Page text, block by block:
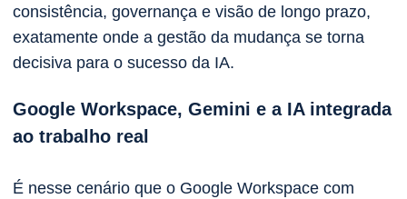
consistência, governança e visão de longo prazo,
exatamente onde a gestão da mudança se torna
decisiva para o sucesso da IA.
Google Workspace, Gemini e a IA integrada
ao trabalho real
É nesse cenário que o Google Workspace com